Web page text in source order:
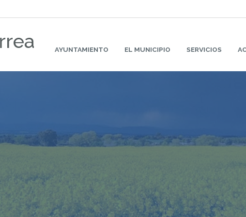
AYUNTAMIENTO EL MUNICIPIO SERVICIOS